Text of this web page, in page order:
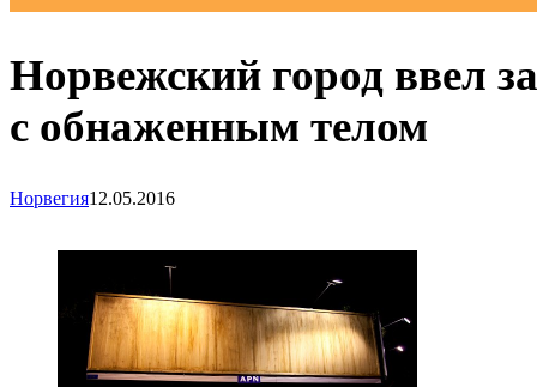
Норвежский город ввел
с обнаженным телом
Норвегия12.05.2016